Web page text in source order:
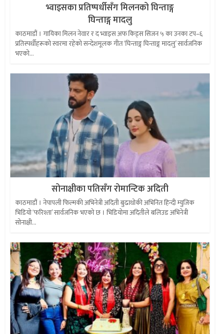
भ्वाइसका प्रतिष्पर्धीसँग मिलनको घिन्ताङ्ग
घिन्ताङ्ग मादलु
काठमाडौं । गायिका मिलन नेवार र द भ्वाइस अफ किड्स सिजन ५ का उनका टप–६
प्रतिस्पर्धीहरूको स्वरमा रहेको सन्देशमूलक गीत ‘घिन्ताङ्ग घिन्ताङ्ग मादलु’ सार्वजनिक
भएको...
सोनाक्षीका पतिसँग रोमान्टिक अदिती
काठमाडौं । नेपापली फिल्मकी अभिनेत्री अदिती बुढाथोकी अभिनित हिन्दी म्युजिक
भिडियो ‘फरिश्ता’ सार्वजनिक भएको छ । भिडियोमा अदितीले बलिउड अभिनेत्री
सोनाक्षी...